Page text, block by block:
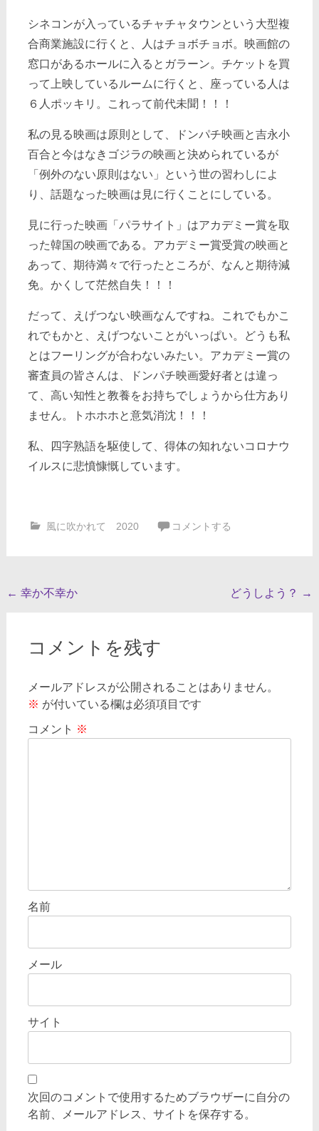
シネコンが入っているチャチャタウンという大型複
合商業施設に行くと、人はチョボチョボ。映画館の
窓口があるホールに入るとガラーン。チケットを買
って上映しているルームに行くと、座っている人は
６人ポッキリ。これって前代未聞！！！
私の見る映画は原則として、ドンパチ映画と吉永小
百合と今はなきゴジラの映画と決められているが
「例外のない原則はない」という世の習わしによ
り、話題なった映画は見に行くことにしている。
見に行った映画「パラサイト」はアカデミー賞を取
った韓国の映画である。アカデミー賞受賞の映画と
あって、期待満々で行ったところが、なんと期待減
免。かくして茫然自失！！！
だって、えげつない映画なんですね。これでもかこ
れでもかと、えげつないことがいっぱい。どうも私
とはフーリングが合わないみたい。アカデミー賞の
審査員の皆さんは、ドンパチ映画愛好者とは違っ
て、高い知性と教養をお持ちでしょうから仕方あり
ません。トホホホと意気消沈！！！
私、四字熟語を駆使して、得体の知れないコロナウ
イルスに悲憤慷慨しています。
風に吹かれて 2020 コメントする
投
← 幸か不幸か どうしよう？ →
コメントを残す
メールアドレスが公開されることはありません。
※ が付いている欄は必須項目です
コメント ※
名前
メール
サイト
次回のコメントで使用するためブラウザーに自分の
名前、メールアドレス、サイトを保存する。